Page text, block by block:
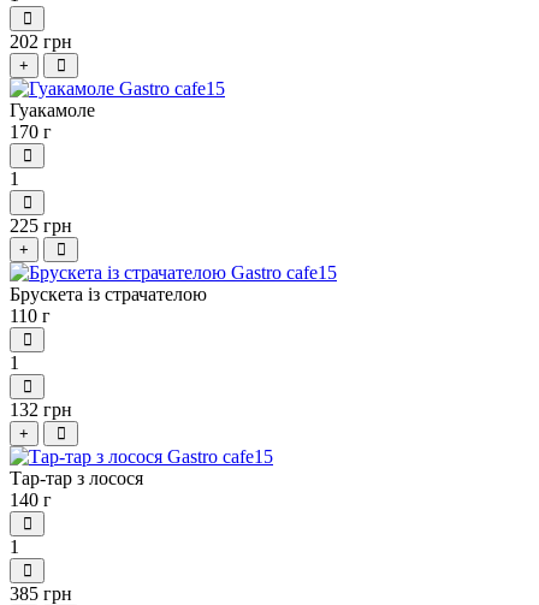
202 грн
+
Гуакамоле
170 г
1
225 грн
+
Брускета із страчателою
110 г
1
132 грн
+
Тар-тар з лосося
140 г
1
385 грн